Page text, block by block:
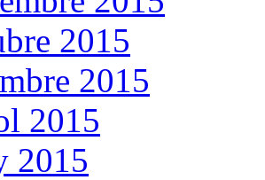
2015
2015
2015
2015